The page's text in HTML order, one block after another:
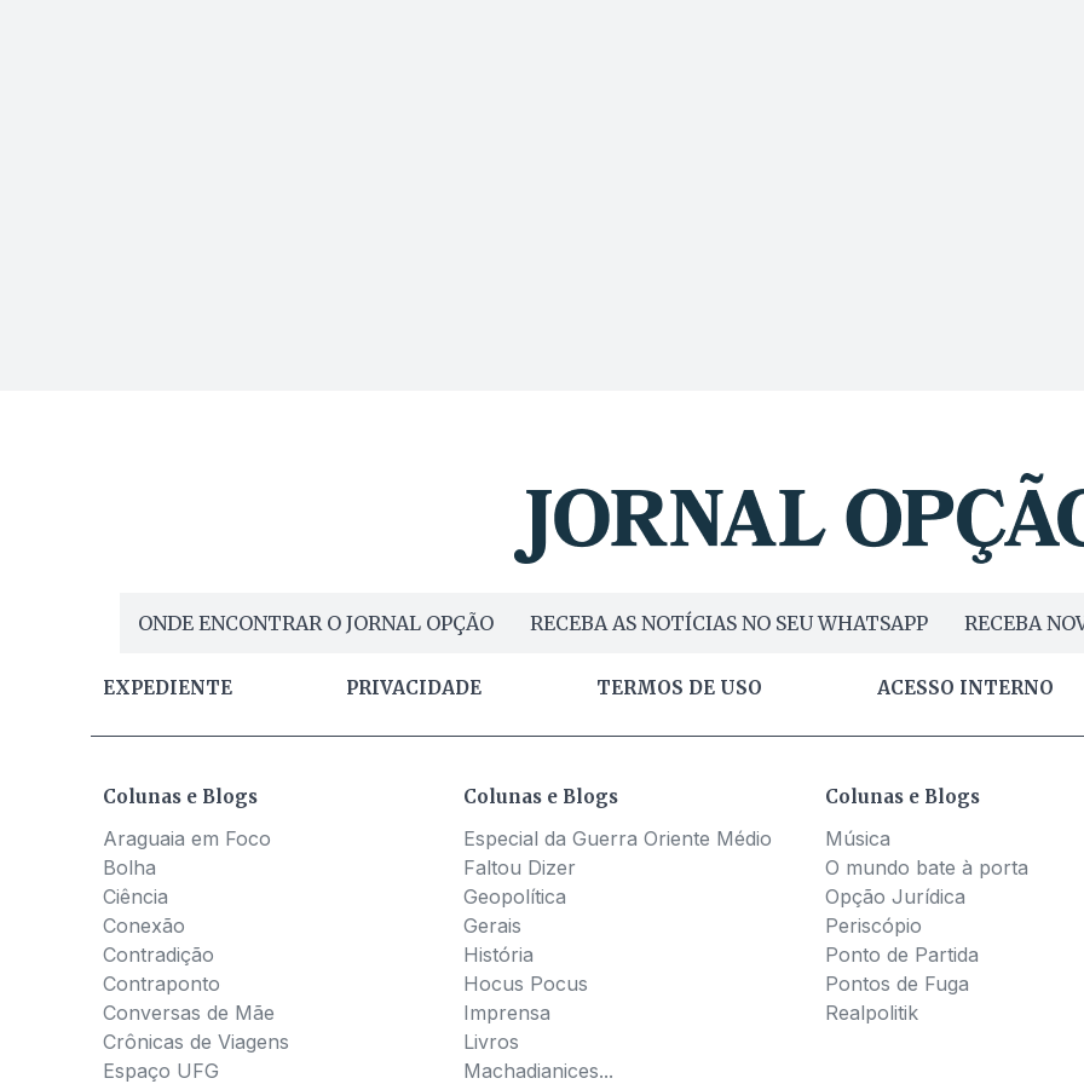
ONDE ENCONTRAR O JORNAL OPÇÃO RECEBA AS NOTÍCIAS NO SEU WHATSAPP RECEBA
EXPEDIENTE PRIVACIDADE TERMOS DE USO ACESSO INTERNO
Colunas e Blogs
Araguaia em Foco
Bolha
Ciência
Conexão
Contradição
Contraponto
Conversas de Mãe
Crônicas de Viagens
Espaço UFG
Colunas e Blogs
Especial da Guerra Oriente Médio
Faltou Dizer
Geopolítica
Gerais
História
Hocus Pocus
Imprensa
Livros
Machadianices...
Colunas e Blogs
Música
O mundo bate à porta
Opção Jurídica
Periscópio
Ponto de Partida
Pontos de Fuga
Realpolitik